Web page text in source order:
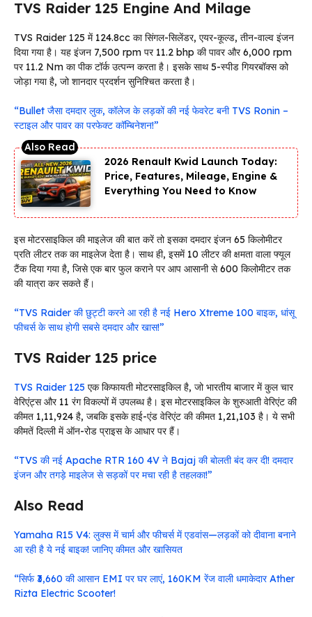
TVS Raider 125 Engine And Milage
TVS Raider 125 में 124.8cc का सिंगल-सिलेंडर, एयर-कूल्ड, तीन-वाल्व इंजन
दिया गया है। यह इंजन 7,500 rpm पर 11.2 bhp की पावर और 6,000 rpm
पर 11.2 Nm का पीक टॉर्क उत्पन्न करता है। इसके साथ 5-स्पीड गियरबॉक्स को
जोड़ा गया है, जो शानदार प्रदर्शन सुनिश्चित करता है।
“Bullet जैसा दमदार लुक, कॉलेज के लड़कों की नई फेवरेट बनी TVS Ronin –
स्टाइल और पावर का परफेक्ट कॉम्बिनेशन!”
2026 Renault Kwid Launch Today:
Price, Features, Mileage, Engine &
Everything You Need to Know
इस मोटरसाइकिल की माइलेज की बात करें तो इसका दमदार इंजन 65 किलोमीटर
प्रति लीटर तक का माइलेज देता है। साथ ही, इसमें 10 लीटर की क्षमता वाला फ्यूल
टैंक दिया गया है, जिसे एक बार फुल कराने पर आप आसानी से 600 किलोमीटर तक
की यात्रा कर सकते हैं।
“TVS Raider की छुट्टी करने आ रही है नई Hero Xtreme 100 बाइक, धांसू
फीचर्स के साथ होगी सबसे दमदार और खास!”
TVS Raider 125 price
TVS Raider 125 एक किफायती मोटरसाइकिल है, जो भारतीय बाजार में कुल चार
वेरिएंट्स और 11 रंग विकल्पों में उपलब्ध है। इस मोटरसाइकिल के शुरुआती वेरिएंट की
कीमत ₹1,11,924 है, जबकि इसके हाई-एंड वेरिएंट की कीमत ₹1,21,103 है। ये सभी
कीमतें दिल्ली में ऑन-रोड प्राइस के आधार पर हैं।
“TVS की नई Apache RTR 160 4V ने Bajaj की बोलती बंद कर दी! दमदार
इंजन और तगड़े माइलेज से सड़कों पर मचा रही है तहलका!”
Also Read
Yamaha R15 V4: लुक्स में चार्म और फीचर्स में एडवांस—लड़कों को दीवाना बनाने
आ रही है ये नई बाइक! जानिए कीमत और खासियत
“सिर्फ ₹3,660 की आसान EMI पर घर लाएं, 160KM रेंज वाली धमाकेदार Ather
Rizta Electric Scooter!